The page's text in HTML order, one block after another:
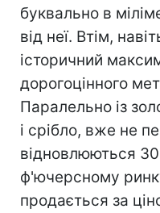
буквально в
від неї. Втім,
історичний
дорогоцінного
Паралельно із
і срібло, вже не
відновлюються
ф'ючерсному
продається за